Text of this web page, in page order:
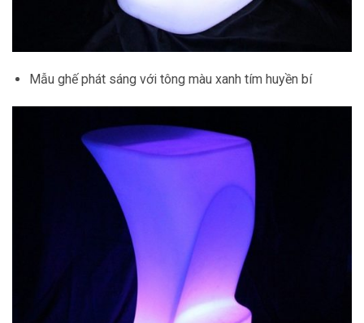
Mẫu ghế phát sáng với tông màu xanh tím huyền bí